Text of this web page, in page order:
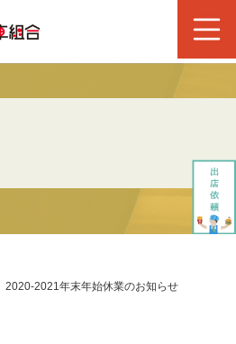
2020-2021年末年始休業のお知らせ